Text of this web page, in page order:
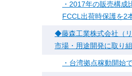
・2017年の販売構
FCCL出荷時保護を2
◆藤森工業株式会社（
市場・用途開発に取り
・台湾拠点稼動開始